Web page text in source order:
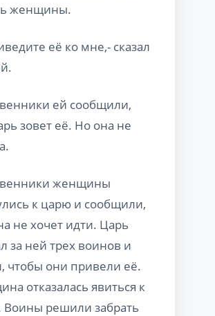
женщины.
её ко мне,- сказал
ей сообщили,
зовет её. Но она не
женщины
к царю и сообщили,
не хочет идти. Царь
за ней трех воинов и
чтобы они привели её.
отказалась явиться к
Воины решили забрать